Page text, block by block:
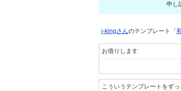
申し
j-kingさんのテンプレート「
お借りします
こういうテンプレートをず